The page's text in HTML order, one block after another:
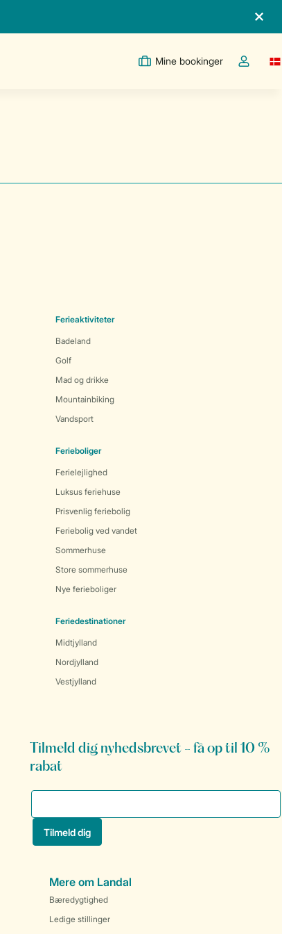
Mine bookinger
Toggle
Ferieaktiviteter
Badeland
Golf
Mad og drikke
Mountainbiking
Vandsport
Ferieboliger
Ferielejlighed
Luksus feriehuse
Prisvenlig feriebolig
Feriebolig ved vandet
Sommerhuse
Store sommerhuse
Nye ferieboliger
Feriedestinationer
Midtjylland
Nordjylland
Vestjylland
Tilmeld dig nyhedsbrevet - få op til 10 %
rabat
Mere om Landal
Bæredygtighed
Ledige stillinger